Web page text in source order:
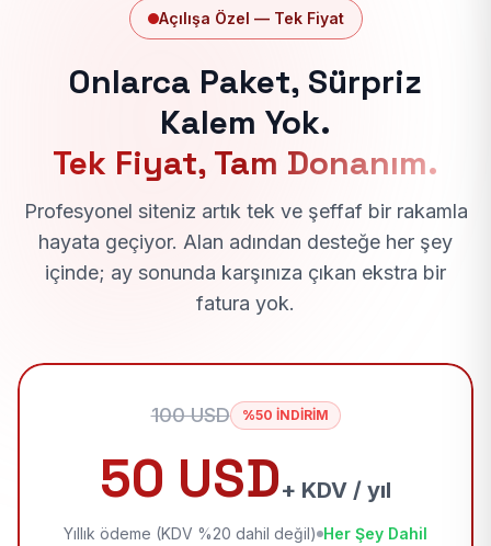
Açılışa Özel — Tek Fiyat
Onlarca Paket, Sürpriz
Kalem Yok.
Tek Fiyat, Tam Donanım.
Profesyonel siteniz artık tek ve şeffaf bir rakamla
hayata geçiyor. Alan adından desteğe her şey
içinde; ay sonunda karşınıza çıkan ekstra bir
fatura yok.
100 USD %50 İNDİRİM
50 USD+ KDV / yıl
Yıllık ödeme (KDV %20 dahil değil) Her Şey Dahil